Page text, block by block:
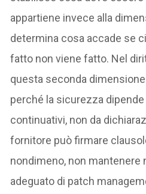
appartiene invece alla
determina cosa accade se
fatto non viene fatto. Nel
questa seconda
perché la sicurezza
continuativi, non da
fornitore può firmare
nondimeno, non mantenere
adeguato di patch